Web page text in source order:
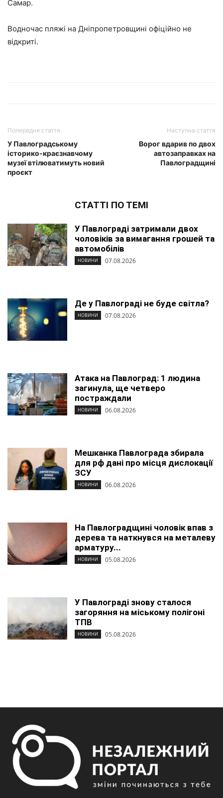
Самар.
Водночас пляжі на Дніпропетровщині офіційно не
відкриті.
Попередня стаття
У Павлоградському
історико-краєзнавчому
музеї втілюватимуть новий
проєкт
Наступна стаття
Ворог вдарив по двох
автозаправках на
Павлоградщині
СТАТТІ ПО ТЕМІ
У Павлограді затримали двох
чоловіків за вимагання грошей та
автомобілів
НОВИНИ 07.08.2026
Де у Павлограді не буде світла?
НОВИНИ 07.08.2026
Атака на Павлоград: 1 людина
загинула, ще четверо
постраждали
НОВИНИ 06.08.2026
Мешканка Павлограда збирала
для рф дані про місця дислокації
ЗСУ
НОВИНИ 06.08.2026
На Павлоградщині чоловік впав з
дерева та наткнувся на металеву
арматуру...
НОВИНИ 05.08.2026
У Павлограді знову сталося
загоряння на міському полігоні
ТПВ
НОВИНИ 05.08.2026